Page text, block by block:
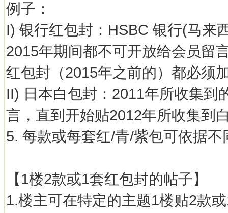
例子：
I) 银行红包封：HSBC 银行(马来
2015年期间都不可开放给会员留
红包封（2015年之前的）都必须
II) 日本白包封：2011年所收集到
言，直到开始贴2012年所收集到
5. 每款或每套红/青/紫包可依据
【1楼2款或1套红包封的帖子】
1.楼主可在特定的主题1楼贴2款